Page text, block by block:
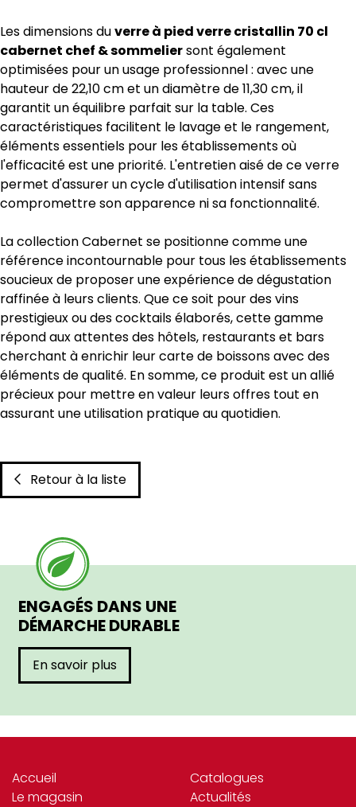
Les dimensions duverre à pied verre cristallin 70 cl
cabernet chef & sommeliersont également
optimisées pour un usage professionnel : avec une
hauteur de 22,10 cm et un diamètre de 11,30 cm, il
garantit un équilibre parfait sur la table. Ces
caractéristiques facilitent le lavage et le rangement,
éléments essentiels pour les établissements où
l'efficacité est une priorité. L'entretien aisé de ce verre
permet d'assurer un cycle d'utilisation intensif sans
compromettre son apparence ni sa fonctionnalité.
La collection Cabernet se positionne comme une
référence incontournable pour tous les établissements
soucieux de proposer une expérience de dégustation
raffinée à leurs clients. Que ce soit pour des vins
prestigieux ou des cocktails élaborés, cette gamme
répond aux attentes des hôtels, restaurants et bars
cherchant à enrichir leur carte de boissons avec des
éléments de qualité. En somme, ce produit est un allié
précieux pour mettre en valeur leurs offres tout en
assurant une utilisation pratique au quotidien.
Retour à la liste
ENGAGÉS DANS UNE
DÉMARCHE DURABLE
En savoir plus
Accueil
Le magasin
Catalogues
Actualités